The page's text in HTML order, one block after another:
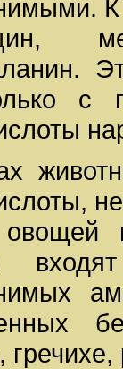
К
с